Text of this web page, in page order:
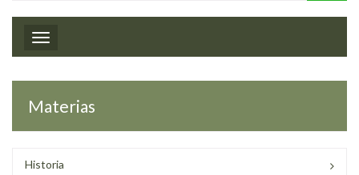
Toggle navigation
Materias
Historia